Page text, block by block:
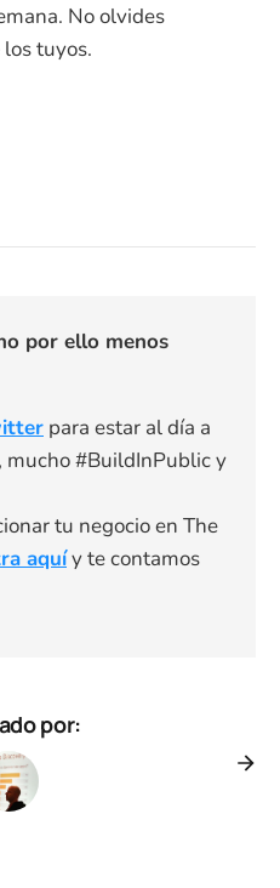
No olvides
tuyos.
por ello menos
para estar al día a
mucho #BuildInPublic y
tu negocio en The
aquíy te contamos
por: